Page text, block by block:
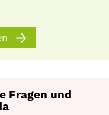
Fragen und